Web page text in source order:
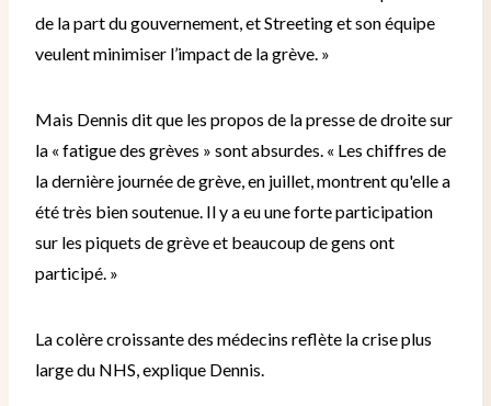
de la part du gouvernement, et Streeting et son équipe
veulent minimiser l’impact de la grève. »
Mais Dennis dit que les propos de la presse de droite sur
la « fatigue des grèves » sont absurdes. « Les chiffres de
la dernière journée de grève, en juillet, montrent qu'elle a
été très bien soutenue. Il y a eu une forte participation
sur les piquets de grève et beaucoup de gens ont
participé. »
La colère croissante des médecins reflète la crise plus
large du NHS, explique Dennis.